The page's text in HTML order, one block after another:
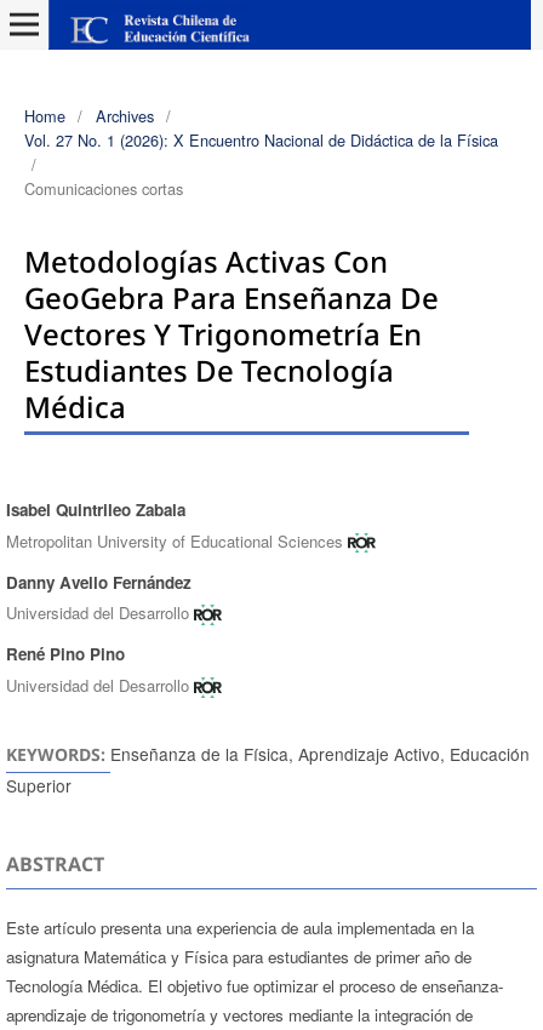
Home / Archives /
Vol. 27 No. 1 (2026): X Encuentro Nacional de Didáctica de la Física
/
Comunicaciones cortas
Metodologías Activas Con
GeoGebra Para Enseñanza De
Vectores Y Trigonometría En
Estudiantes De Tecnología
Médica
Authors
Isabel Quintrileo Zabala
Metropolitan University of Educational Sciences
Danny Avello Fernández
Universidad del Desarrollo
René Pino Pino
Universidad del Desarrollo
KEYWORDS: Enseñanza de la Física, Aprendizaje Activo, Educación
Superior
ABSTRACT
Este artículo presenta una experiencia de aula implementada en la
asignatura Matemática y Física para estudiantes de primer año de
Tecnología Médica. El objetivo fue optimizar el proceso de enseñanza-
aprendizaje de trigonometría y vectores mediante la integración de